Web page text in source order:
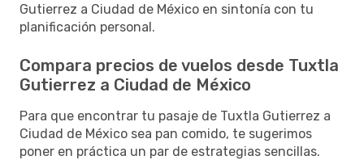
Gutierrez a Ciudad de México en sintonía con tu
planificación personal.
Compara precios de vuelos desde Tuxtla
Gutierrez a Ciudad de México
Para que encontrar tu pasaje de Tuxtla Gutierrez a
Ciudad de México sea pan comido, te sugerimos
poner en práctica un par de estrategias sencillas.